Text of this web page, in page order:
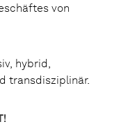
von
hybrid,
transdisziplinär.